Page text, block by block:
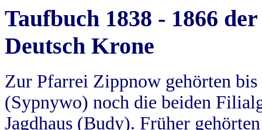
Taufbuch 1838 - 1866
Deutsch Krone
Zur Pfarrei Zippnow gehörten
(Sypnywo) noch die beiden
Jagdhaus (Budy). Früher